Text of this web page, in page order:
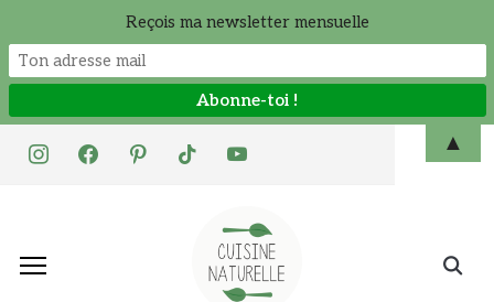
instagramfacebookpinteresttiktok youtube
Search
Reçois ma newsletter mensuelle
▲